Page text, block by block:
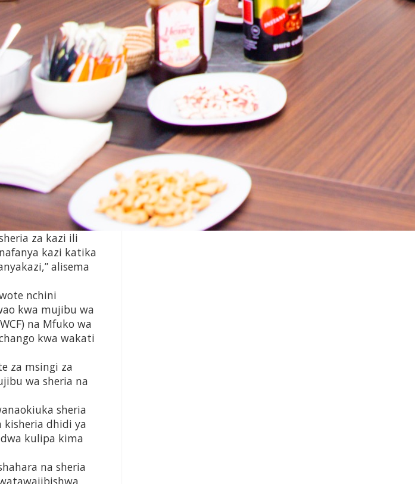
za kazi ili
kazi katika
alisema
nchini
kwa mujibu wa
na Mfuko wa
kwa wakati
za msingi za
wa sheria na
sheria
kisheria dhidi ya
kulipa kima
na sheria